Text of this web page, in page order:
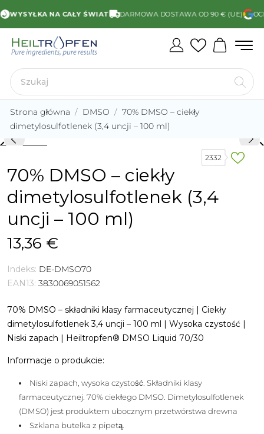
WYSYŁKA NA CAŁY ŚWIAT DARMOWA DOSTAWA OD 90 € (UE)
Strona główna DMSO
70% DMSO – ciekły
dimetylosulfotlenek (3,4 uncji – 100 ml)
2332
70% DMSO – ciekły
dimetylosulfotlenek (3,4
uncji – 100 ml)
13,36 €
Indeks: DE-DMSO70
EAN13: 3830069051562
70% DMSO – składniki klasy farmaceutycznej | Ciekły
dimetylosulfotlenek 3,4 uncji – 100 ml | Wysoka czystość |
Niski zapach | Heiltropfen® DMSO Liquid 70/30
Informacje o produkcie:
Niski zapach, wysoka czystość. Składniki klasy
farmaceutycznej. 70% ciekłego DMSO. Dimetylosulfotlenek
(DMSO) jest produktem ubocznym przetwórstwa drewna
Szklana butelka z pipetą.